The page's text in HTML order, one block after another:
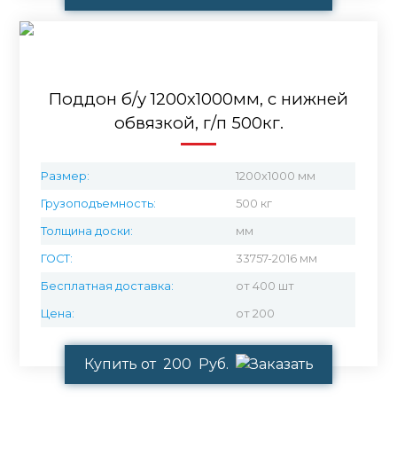
Поддон б/у 1200х1000мм, с нижней
обвязкой, г/п 500кг.
Размер: 1200x1000 мм
Грузоподъемность: 500 кг
Толщина доски: мм
ГОСТ: 33757-2016 мм
Бесплатная доставка: от 400 шт
Цена: от 200
Купить от 200 Руб.